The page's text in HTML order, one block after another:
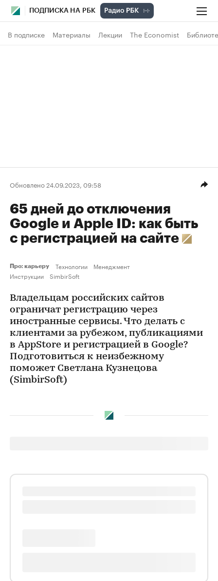
ПОДПИСКА НА РБК
В подписке Материалы Лекции The Economist
Обновлено 24.09.2023, 09:58
65 дней до отключения
Google и Apple ID: как быть
с регистрацией на сайте
Про: карьеру Технологии
Менеджмент
Инструкции
SimbirSoft
Владельцам российских сайтов
ограничат регистрацию через
иностранные сервисы. Что делать с
клиентами за рубежом, публикациями
в AppStore и регистрацией в Google?
Подготовиться к неизбежному
поможет Светлана Кузнецова
(SimbirSoft)